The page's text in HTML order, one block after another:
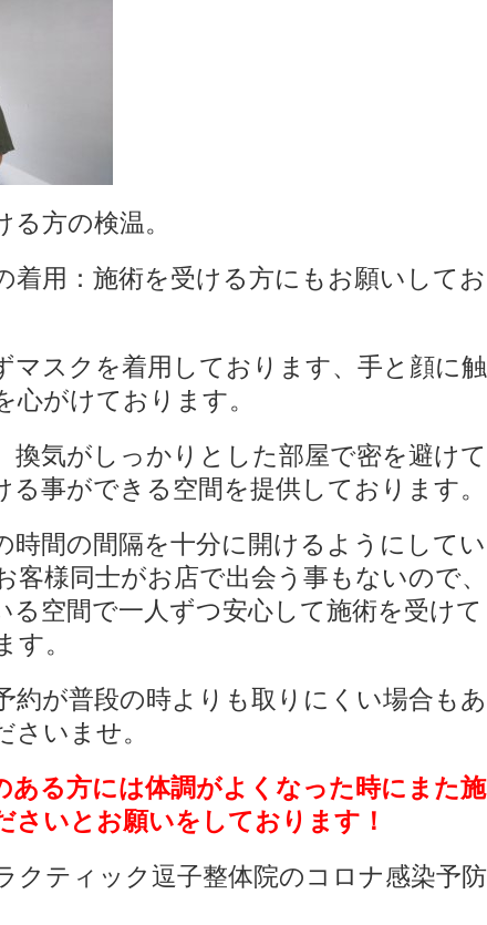
方の検温。
着用：施術を受ける方にもお願いしてお
マスクを着用しております、手と顔に触
がけております。
換気がしっかりとした部屋で密を避けて
る事ができる空間を提供しております。
時間の間隔を十分に開けるようにしてい
客様同士がお店で出会う事もないので、
る空間で一人ずつ安心して施術を受けて
す。
約が普段の時よりも取りにくい場合もあ
さいませ。
ある方には体調がよくなった時にまた施
さいとお願いをしております！
クティック逗子整体院のコロナ感染予防